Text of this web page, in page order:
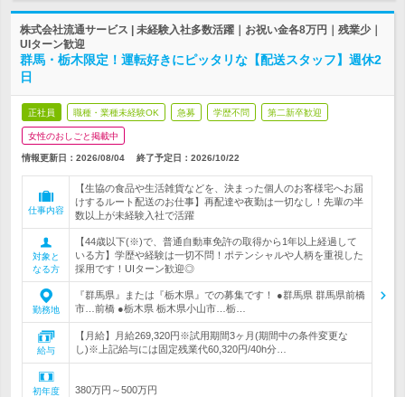
株式会社流通サービス | 未経験入社多数活躍｜お祝い金各8万円｜残業少｜
UIターン歓迎
群馬・栃木限定！運転好きにピッタリな【配送スタッフ】週休2
日
正社員 職種・業種未経験OK 急募 学歴不問 第二新卒歓迎
女性のおしごと掲載中
情報更新日：2026/08/04 終了予定日： 2026/10/22
仕事内容
【生協の食品や生活雑貨などを、決まった個人のお客様宅へお届
けするルート配送のお仕事】再配達や夜勤は一切なし！先輩の半
数以上が未経験入社で活躍
対象と
なる方
【44歳以下(※)で、普通自動車免許の取得から1年以上経過して
いる方】学歴や経験は一切不問！ポテンシャルや人柄を重視した
採用です！UIターン歓迎◎
勤務地
『群馬県』または『栃木県』での募集です！ ●群馬県 群馬県前橋
市…前橋 ●栃木県 栃木県小山市…栃…
給与
【月給】月給269,320円※試用期間3ヶ月(期間中の条件変更な
し)※上記給与には固定残業代60,320円/40h分…
初年度
380万円～500万円